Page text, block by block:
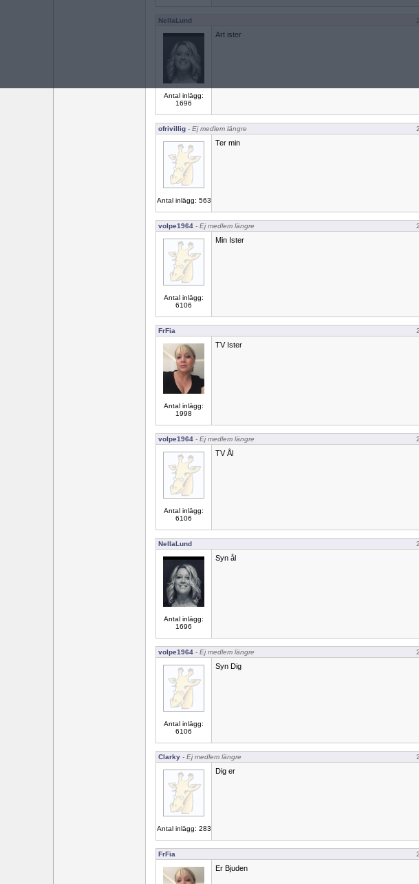
NellaLund
Antal inlägg:
1696
Art ister
ofrivillig - Ej medlem längre
Antal inlägg: 563
Ter min
volpe1964 - Ej medlem längre
Antal inlägg:
6106
Min Ister
FrFia
Antal inlägg:
1998
TV Ister
volpe1964 - Ej medlem längre
Antal inlägg:
6106
TV Ål
NellaLund
Antal inlägg:
1696
Syn ål
volpe1964 - Ej medlem längre
Antal inlägg:
6106
Syn Dig
Clarky - Ej medlem längre
Antal inlägg: 283
Dig er
FrFia
Er Bjuden